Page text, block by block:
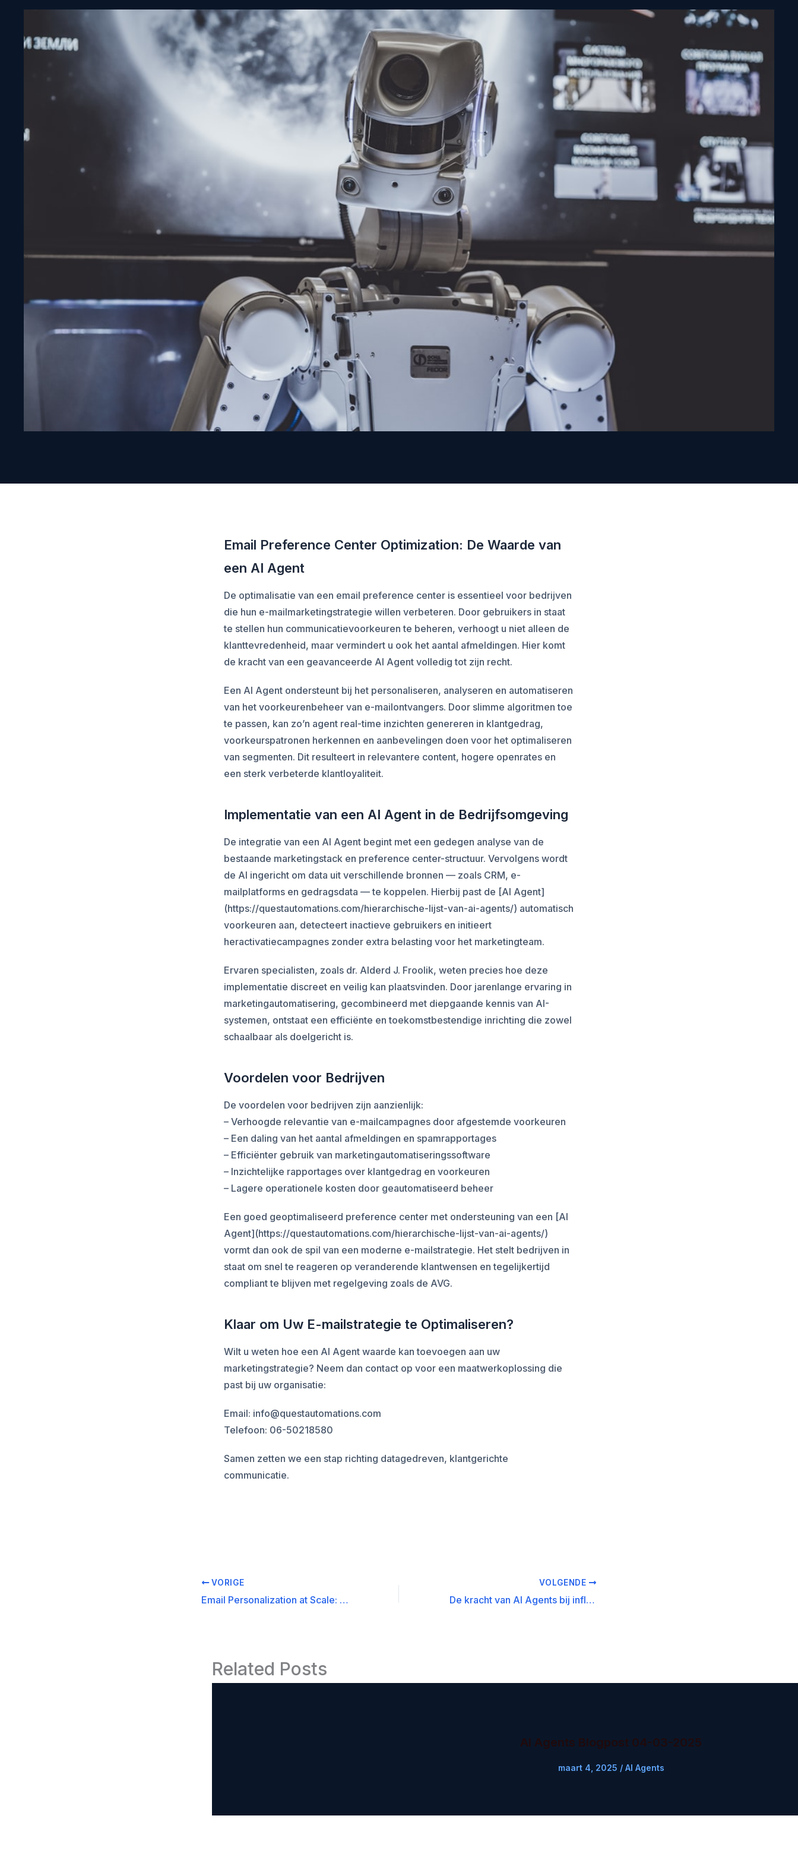
Email Preference Center Optimization: De Waarde van
een AI Agent
De optimalisatie van een email preference center is essentieel voor bedrijven
die hun e-mailmarketingstrategie willen verbeteren. Door gebruikers in staat
te stellen hun communicatievoorkeuren te beheren, verhoogt u niet alleen de
klanttevredenheid, maar vermindert u ook het aantal afmeldingen. Hier komt
de kracht van een geavanceerde AI Agent volledig tot zijn recht.
Een AI Agent ondersteunt bij het personaliseren, analyseren en automatiseren
van het voorkeurenbeheer van e-mailontvangers. Door slimme algoritmen toe
te passen, kan zo’n agent real-time inzichten genereren in klantgedrag,
voorkeurspatronen herkennen en aanbevelingen doen voor het optimaliseren
van segmenten. Dit resulteert in relevantere content, hogere openrates en
een sterk verbeterde klantloyaliteit.
Implementatie van een AI Agent in de Bedrijfsomgeving
De integratie van een AI Agent begint met een gedegen analyse van de
bestaande marketingstack en preference center-structuur. Vervolgens wordt
de AI ingericht om data uit verschillende bronnen — zoals CRM, e-
mailplatforms en gedragsdata — te koppelen. Hierbij past de [AI Agent]
(https://questautomations.com/hierarchische-lijst-van-ai-agents/) automatisch
voorkeuren aan, detecteert inactieve gebruikers en initieert
heractivatiecampagnes zonder extra belasting voor het marketingteam.
Ervaren specialisten, zoals dr. Alderd J. Froolik, weten precies hoe deze
implementatie discreet en veilig kan plaatsvinden. Door jarenlange ervaring in
marketingautomatisering, gecombineerd met diepgaande kennis van AI-
systemen, ontstaat een efficiënte en toekomstbestendige inrichting die zowel
schaalbaar als doelgericht is.
Voordelen voor Bedrijven
De voordelen voor bedrijven zijn aanzienlijk:
– Verhoogde relevantie van e-mailcampagnes door afgestemde voorkeuren
– Een daling van het aantal afmeldingen en spamrapportages
– Efficiënter gebruik van marketingautomatiseringssoftware
– Inzichtelijke rapportages over klantgedrag en voorkeuren
– Lagere operationele kosten door geautomatiseerd beheer
Een goed geoptimaliseerd preference center met ondersteuning van een [AI
Agent](https://questautomations.com/hierarchische-lijst-van-ai-agents/)
vormt dan ook de spil van een moderne e-mailstrategie. Het stelt bedrijven in
staat om snel te reageren op veranderende klantwensen en tegelijkertijd
compliant te blijven met regelgeving zoals de AVG.
Klaar om Uw E-mailstrategie te Optimaliseren?
Wilt u weten hoe een AI Agent waarde kan toevoegen aan uw
marketingstrategie? Neem dan contact op voor een maatwerkoplossing die
past bij uw organisatie:
Email: info@questautomations.com
Telefoon: 06-50218580
Samen zetten we een stap richting datagedreven, klantgerichte
communicatie.
VORIGE
Email Personalization at Scale: De Kracht van een AI Agent
VOLGENDE
De kracht van AI Agents bij influencer identification and analysis
Related Posts
AI Agents Blogpost 04-03-2025
maart 4, 2025 / AI Agents